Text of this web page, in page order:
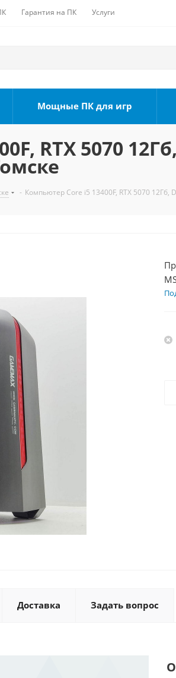
Гарантия на ПК Услуги
Мощные ПК для игр
RTX 5070
- Компьютер Core i5 13400F, RTX 5070 12Гб,
Доставка Задать вопрос